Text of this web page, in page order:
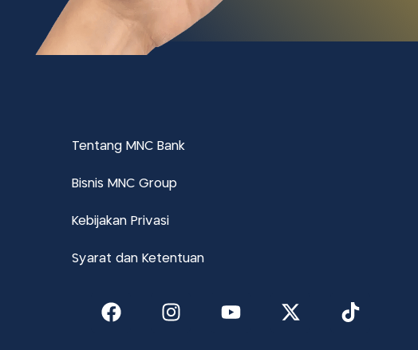
Tentang MNC Bank
Bisnis MNC Group
Kebijakan Privasi
Syarat dan Ketentuan